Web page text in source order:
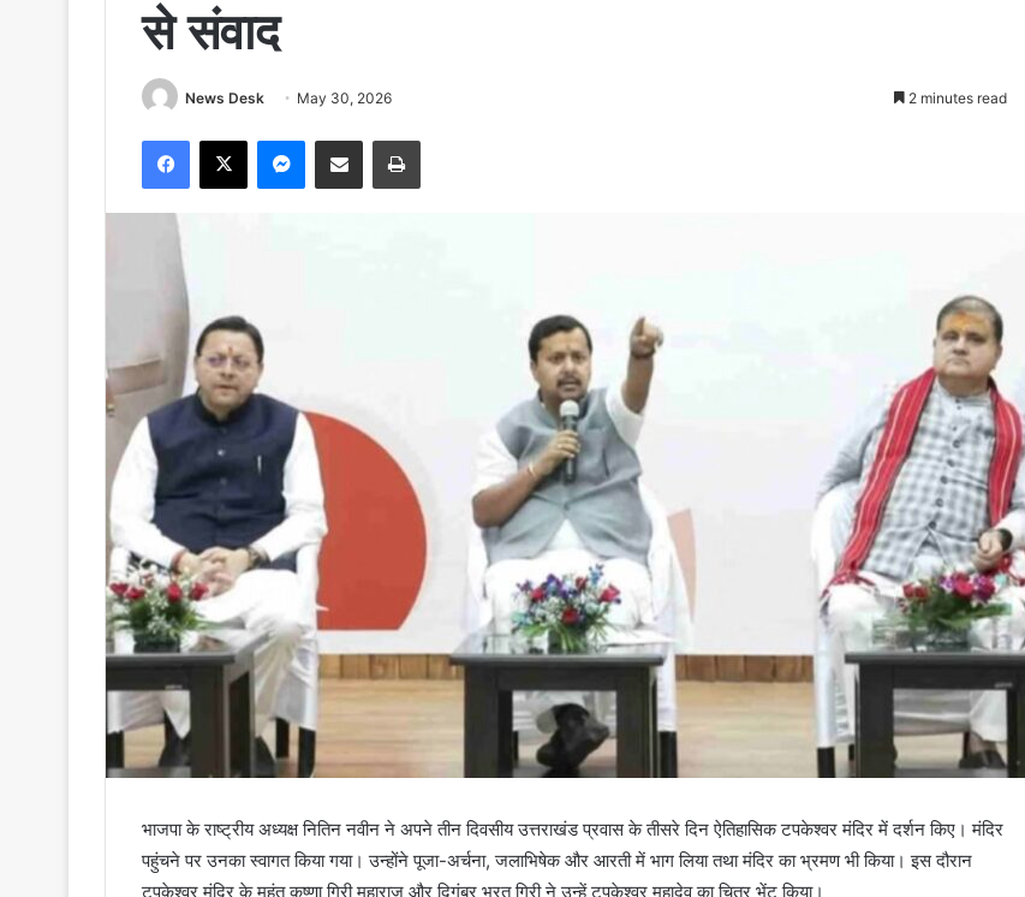
से संवाद
News Desk May 30, 2026 2 minutes read
Facebook
X Messenger
Share via Email Print
भाजपा के राष्ट्रीय अध्यक्ष नितिन नवीन ने अपने तीन दिवसीय उत्तराखंड प्रवास के तीसरे दिन ऐतिहासिक टपकेश्वर मंदिर में दर्शन किए। मंदिर
पहुंचने पर उनका स्वागत किया गया। उन्होंने पूजा-अर्चना, जलाभिषेक और आरती में भाग लिया तथा मंदिर का भ्रमण भी किया। इस दौरान
टपकेश्वर मंदिर के महंत कृष्णा गिरी महाराज और दिगंबर भरत गिरी ने उन्हें टपकेश्वर महादेव का चित्र भेंट किया।